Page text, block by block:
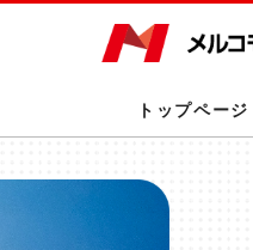
トップページ